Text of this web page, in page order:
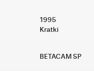
1995
Kratki
BETACAM SP